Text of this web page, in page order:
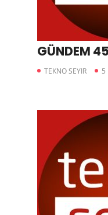
GÜNDEM
TEKNO SEYIR 5